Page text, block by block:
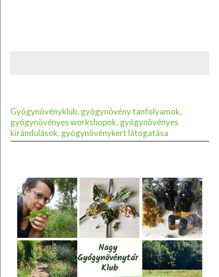
Gyógynövényklub, gyógynövény tanfolyamok,
gyógynövényes workshopok, gyógynövényes
kirándulások, gyógynövénykert látogatása